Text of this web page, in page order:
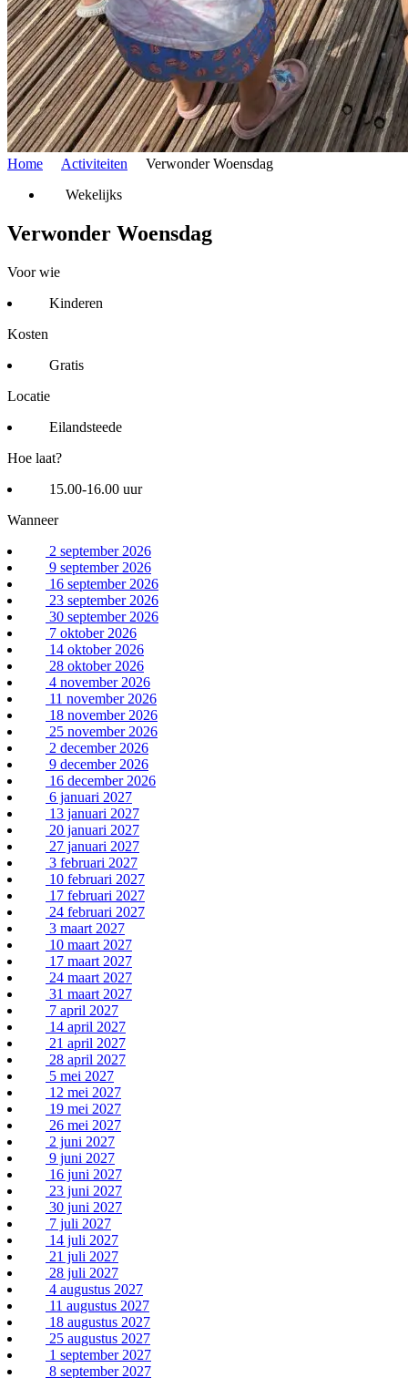
Home Activiteiten
Verwonder Woensdag
Wekelijks
Verwonder Woensdag
Voor wie
Kinderen
Kosten
Gratis
Locatie
Eilandsteede
Hoe laat?
15.00-16.00 uur
Wanneer
2 september 2026
9 september 2026
16 september 2026
23 september 2026
30 september 2026
7 oktober 2026
14 oktober 2026
28 oktober 2026
4 november 2026
11 november 2026
18 november 2026
25 november 2026
2 december 2026
9 december 2026
16 december 2026
6 januari 2027
13 januari 2027
20 januari 2027
27 januari 2027
3 februari 2027
10 februari 2027
17 februari 2027
24 februari 2027
3 maart 2027
10 maart 2027
17 maart 2027
24 maart 2027
31 maart 2027
7 april 2027
14 april 2027
21 april 2027
28 april 2027
5 mei 2027
12 mei 2027
19 mei 2027
26 mei 2027
2 juni 2027
9 juni 2027
16 juni 2027
23 juni 2027
30 juni 2027
7 juli 2027
14 juli 2027
21 juli 2027
28 juli 2027
4 augustus 2027
11 augustus 2027
18 augustus 2027
25 augustus 2027
1 september 2027
8 september 2027